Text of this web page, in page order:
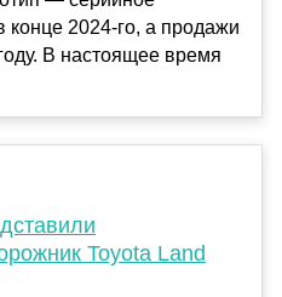
конце 2024-го, а продажи
В настоящее время
Toyota Land